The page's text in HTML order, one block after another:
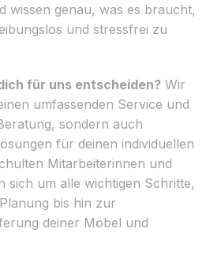
wissen genau, was es braucht,
und stressfrei zu
für uns entscheiden? Wir
umfassenden Service und
sondern auch
für deinen individuellen
Mitarbeiterinnen und
sich um alle wichtigen Schritte,
bis hin zur
deiner Möbel und